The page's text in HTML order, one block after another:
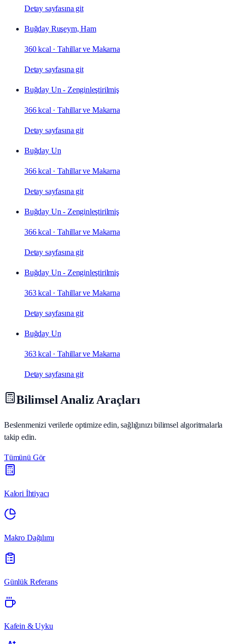
Detay sayfasına git
Buğday Ruşeym, Ham
360 kcal ·Tahillar ve Makarna
Detay sayfasına git
Buğday Un - Zenginleştirilmiş
366 kcal ·Tahillar ve Makarna
Detay sayfasına git
Buğday Un
366 kcal ·Tahillar ve Makarna
Detay sayfasına git
Buğday Un - Zenginleştirilmiş
366 kcal ·Tahillar ve Makarna
Detay sayfasına git
Buğday Un - Zenginleştirilmiş
363 kcal ·Tahillar ve Makarna
Detay sayfasına git
Buğday Un
363 kcal ·Tahillar ve Makarna
Detay sayfasına git
Bilimsel Analiz Araçları
Beslenmenizi verilerle optimize edin, sağlığınızı bilimsel algoritmalarla
takip edin.
Tümünü Gör
Kalori İhtiyacı
Makro Dağılımı
Günlük Referans
Kafein & Uyku